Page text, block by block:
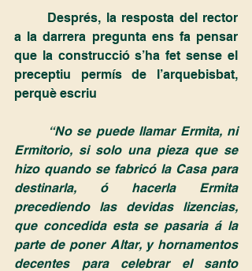
a la darrera pregunta ens fa pensar
que la construcció s’ha fet sense el
preceptiu permís de l’arquebisbat,
perquè escriu
“No se puede llamar Ermita, ni
Ermitorio, si solo una pieza que se
hizo quando se fabricó la Casa para
destinarla, ó hacerla Ermita
precediendo las devidas lizencias,
que concedida esta se pasaria á la
parte de poner Altar, y hornamentos
decentes para celebrar el santo